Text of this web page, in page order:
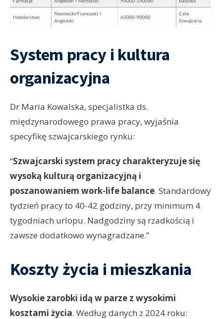
System pracy i kultura
organizacyjna
Dr Maria Kowalska, specjalistka ds.
międzynarodowego prawa pracy, wyjaśnia
specyfikę szwajcarskiego rynku:
“Szwajcarski system pracy charakteryzuje się
wysoką kulturą organizacyjną i
poszanowaniem work-life balance. Standardowy
tydzień pracy to 40-42 godziny, przy minimum 4
tygodniach urlopu. Nadgodziny są rzadkością i
zawsze dodatkowo wynagradzane.”
Koszty życia i mieszkania
Wysokie zarobki idą w parze z wysokimi
kosztami życia. Według danych z 2024 roku: